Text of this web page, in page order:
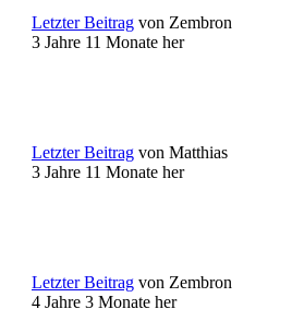
Letzter Beitrag von Zembron
3 Jahre 11 Monate her
Letzter Beitrag von Matthias
3 Jahre 11 Monate her
Letzter Beitrag von Zembron
4 Jahre 3 Monate her